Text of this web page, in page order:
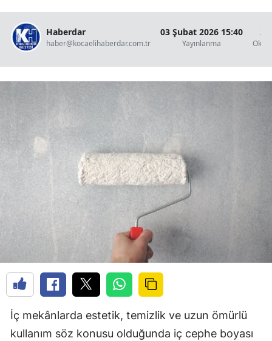
Haberdar
haber@kocaelihaberdar.com.tr
03 Şubat 2026 15:40
Yayınlanma
2
İç mekânlarda estetik, temizlik ve uzun ömürlü
kullanım söz konusu olduğunda iç cephe boyası